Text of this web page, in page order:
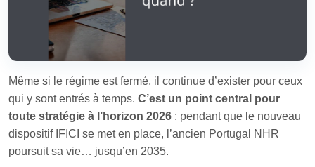
Même si le régime est fermé, il continue d’exister pour ceux
qui y sont entrés à temps. C’est un point central pour
toute stratégie à l’horizon 2026 : pendant que le nouveau
dispositif IFICI se met en place, l’ancien Portugal NHR
poursuit sa vie… jusqu’en 2035.